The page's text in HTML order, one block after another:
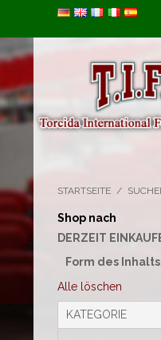
STARTSEITE /
Shop nach
DERZEIT
Form des
Alle löschen
KATEGORIE